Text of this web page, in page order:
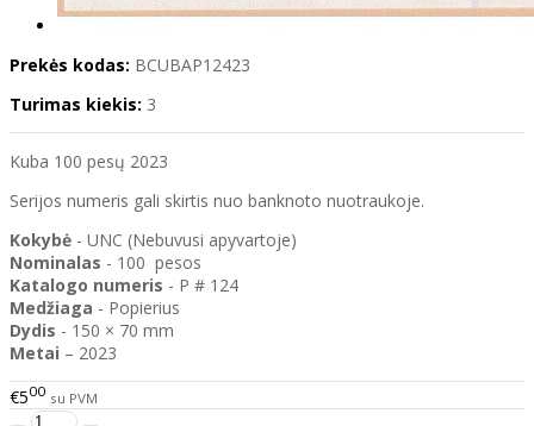
Prekės kodas: BCUBAP12423
Turimas kiekis: 3
Kuba 100 pesų 2023
Serijos numeris gali skirtis nuo banknoto nuotraukoje.
Kokybė - UNC (Nebuvusi apyvartoje)
Nominalas - 100 pesos
Katalogo numeris - P # 124
Medžiaga - Popierius
Dydis - 150 × 70 mm
Metai – 2023
€500 su PVM